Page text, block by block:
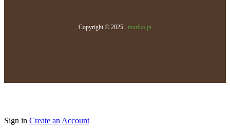
Copyright © 2025 . moriko.pt
Sign in Create an Account